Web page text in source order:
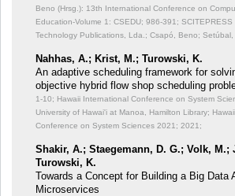
Beno (Hrsg.): 13th International Conference on
Education-Volume 1: CSEDU; 986-391; SCITEPRESS
Technology Publications, Lda.; Csapó, Beno;
Nahhas, A.; Krist, M.; Turowski, K.
An adaptive scheduling framework for
objective hybrid flow shop scheduling
1-10; Hawaii International Conference on System
University of Hawai'i at Manoa, Hamilton Library;
Conference on System Sciences 2021; 2021;
Shakir, A.; Staegemann, D. G.; Volk, M.;
Turowski, K.
Towards a Concept for Building a Big Data
Microservices